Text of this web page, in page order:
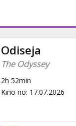
Odiseja
The Odyssey
2h 52min
Kino no: 17.07.2026